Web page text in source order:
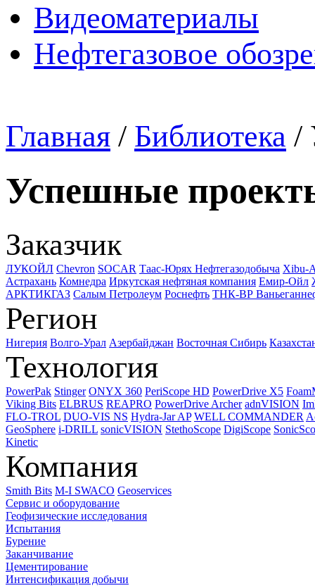
Видеоматериалы
Нефтегазовое
Главная / Библиотека /
Успешные
Заказчик
ЛУКОЙЛ Chevron SOCAR Таас-Юрях Нефтегазодобыча Xibu-
Астрахань Комнедра Иркутская нефтяная компания Емир-Ойл
АРКТИКГАЗ Салым Петролеум Роснефть ТНК-ВР
Регион
Нигерия Волго-Урал Азербайджан Восточная Сибирь
Технология
PowerPak Stinger ONYX 360 PeriScope HD PowerDrive X5
Viking Bits ELBRUS REAPRO PowerDrive Archer adnVISION
FLO-TROL DUO-VIS NS Hydra-Jar AP WELL COMMANDER
GeoSphere i-DRILL sonicVISION StethoScope DigiScope
Kinetic
Компания
Smith Bits M-I SWACO Geoservices
Сервис и оборудование
Геофизические исследования
Испытания
Бурение
Заканчивание
Цементирование
Интенсификация добычи